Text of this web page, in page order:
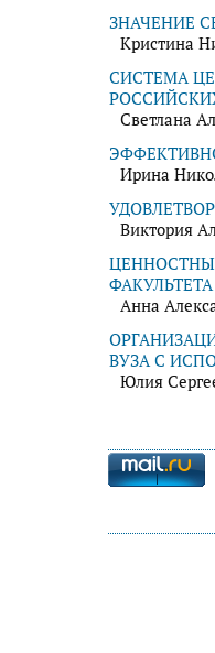
ЗНАЧЕНИЕ
Кристина
СИСТЕМА
Светлана
Ирина
Виктория
Анна
ВУЗА С
Юлия